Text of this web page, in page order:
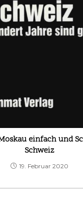
einfach und
Schweiz
19. Februar 2020